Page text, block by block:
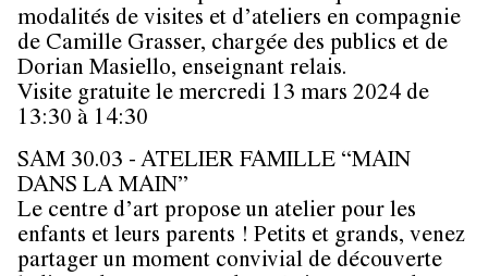
modalités de visites et d’ateliers en compagnie
de Camille Grasser, chargée des publics et de
Dorian Masiello, enseignant relais.
Visite gratuite le mercredi 13 mars 2024 de
13:30 à 14:30
SAM 30.03 - ATELIER FAMILLE “MAIN
DANS LA MAIN”
Le centre d’art propose un atelier pour les
enfants et leurs parents ! Petits et grands, venez
partager un moment convivial de découverte